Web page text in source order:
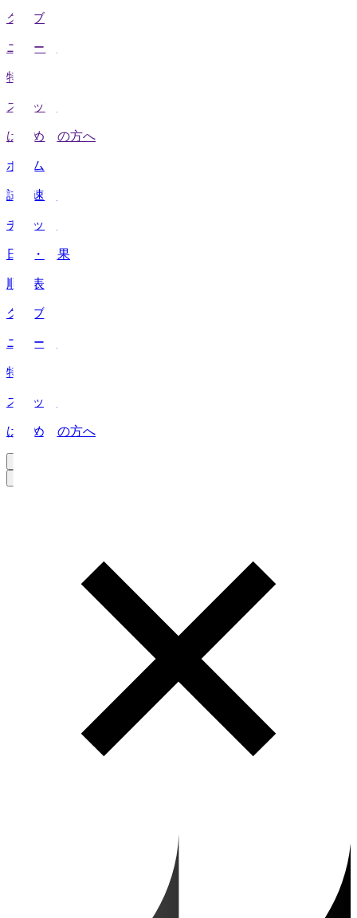
クラブ
ニュース
特集
スタッツ
はじめての方へ
ホーム
試合速報
チケット
日程・結果
順位表
クラブ
ニュース
特集
スタッツ
はじめての方へ